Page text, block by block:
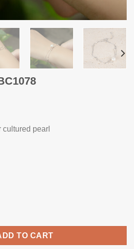
cultured pearl
TO CART